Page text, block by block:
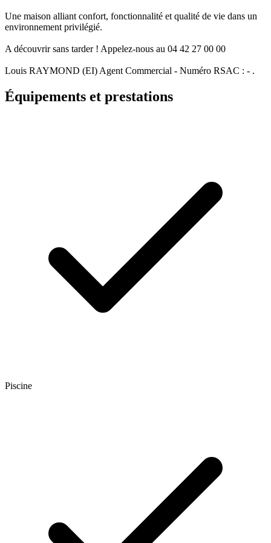
Une maison alliant confort, fonctionnalité et qualité de vie dans un
environnement privilégié.
A découvrir sans tarder ! Appelez-nous au 04 42 27 00 00
Louis RAYMOND (EI) Agent Commercial - Numéro RSAC : - .
Équipements et prestations
Piscine